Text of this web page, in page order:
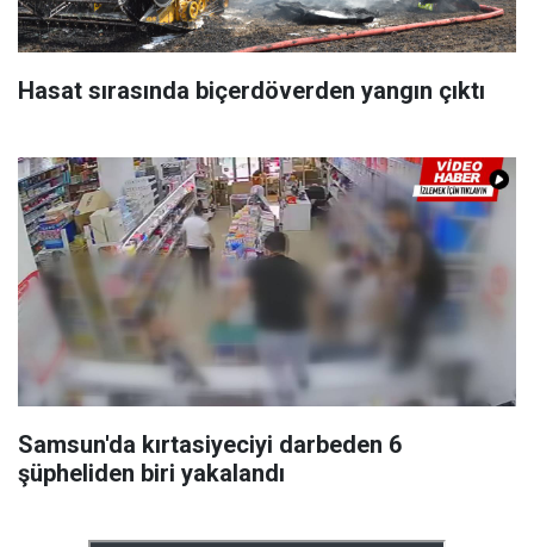
Hasat sırasında biçerdöverden yangın çıktı
Samsun'da kırtasiyeciyi darbeden 6
şüpheliden biri yakalandı